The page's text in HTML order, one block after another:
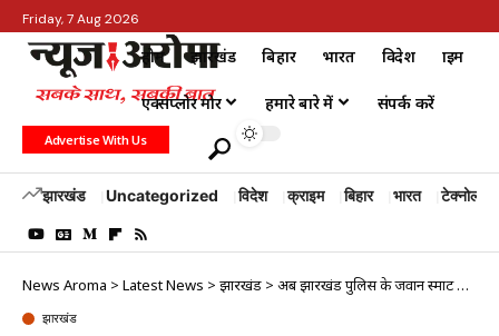
Friday, 7 Aug 2026
होम झारखंड बिहार भारत विदेश क्राइम
एक्सप्लोर मोर हमारे बारे में संपर्क करें
Advertise With Us
झारखंड Uncategorized विदेश क्राइम बिहार भारत टेक्नोलॉजी
News Aroma > Latest News > झारखंड > अब झारखंड पुलिस के जवान स्मार्ट कार्ड के जरिए कर सकेंगे खरीदारी, कैंटीन के लिए…
झारखंड